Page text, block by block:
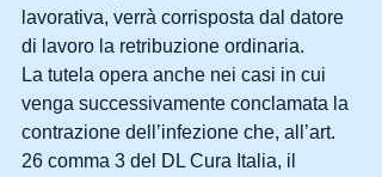
lavorativa, verrà corrisposta dal datore
di lavoro la retribuzione ordinaria.
La tutela opera anche nei casi in cui
venga successivamente conclamata la
contrazione dell’infezione che, all’art.
26 comma 3 del DL Cura Italia, il